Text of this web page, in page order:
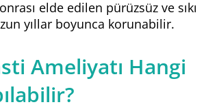
elde edilen pürüzsüz ve sıkı
yıllar boyunca korunabilir.
Ameliyatı Hangi